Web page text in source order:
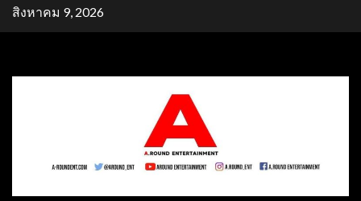
Skipสิงหาคม 9, 2026